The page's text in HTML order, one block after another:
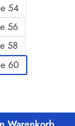
54
56
58
60